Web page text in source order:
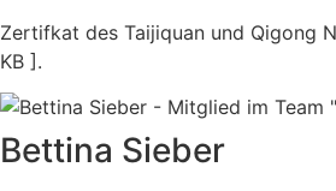
Zertifkat des Taijiquan und Qigong
KB ].
Bettina Sieber